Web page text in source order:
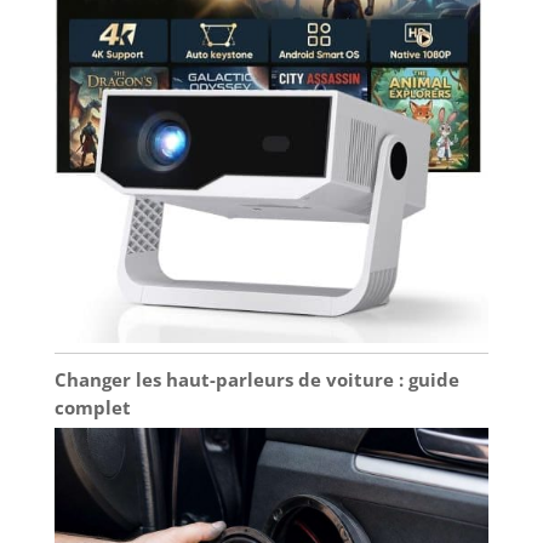
instructions les
plus rapides.
Jimveo promet un
service après-vente
24 heures sur 24, le
remplacement du
produit par un
nouveau s'il y a un
problème de
qualité non humain
dans l'année qui
suit, et une
assistance à vie.
Changer les haut-parleurs de voiture : guide
complet